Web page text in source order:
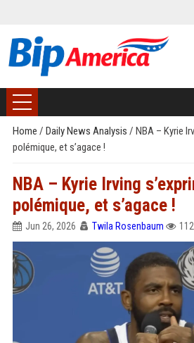
Home / Daily News Analysis / NBA – Kyrie
polémique, et s’agace !
NBA – Kyrie Irving
polémique, et s’agace !
Jun 26, 2026 Twila Rosenbaum